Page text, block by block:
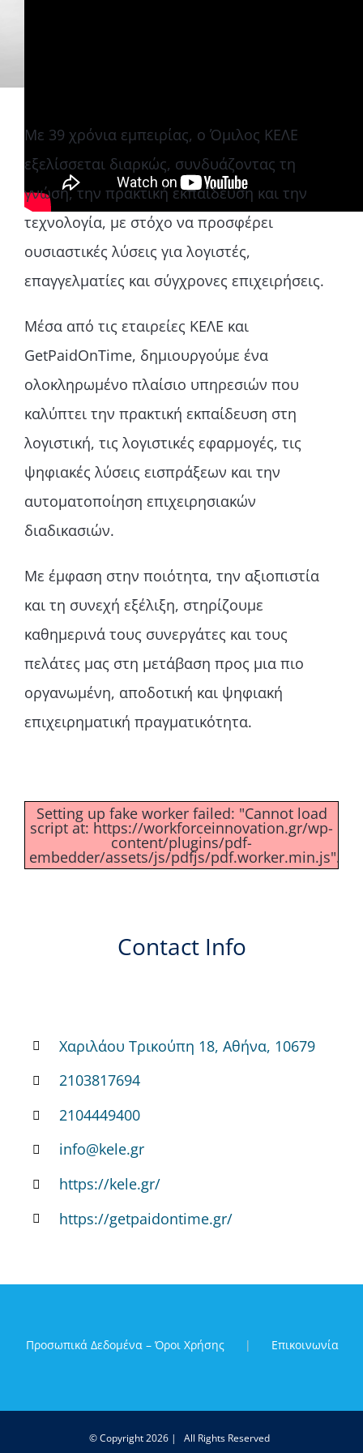
Με 39 χρόνια εμπειρίας, ο Όμιλος ΚΕΛΕ
εξελίσσεται διαρκώς, συνδυάζοντας τη
γνώση, την πρακτική εκπαίδευση και την
τεχνολογία, με στόχο να προσφέρει
ουσιαστικές λύσεις για λογιστές,
επαγγελματίες και σύγχρονες επιχειρήσεις.
Μέσα από τις εταιρείες ΚΕΛΕ και
GetPaidOnTime, δημιουργούμε ένα
ολοκληρωμένο πλαίσιο υπηρεσιών που
καλύπτει την πρακτική εκπαίδευση στη
λογιστική, τις λογιστικές εφαρμογές, τις
ψηφιακές λύσεις εισπράξεων και την
αυτοματοποίηση επιχειρησιακών
διαδικασιών.
Με έμφαση στην ποιότητα, την αξιοπιστία
και τη συνεχή εξέλιξη, στηρίζουμε
καθημερινά τους συνεργάτες και τους
πελάτες μας στη μετάβαση προς μια πιο
οργανωμένη, αποδοτική και ψηφιακή
επιχειρηματική πραγματικότητα.
Setting up fake worker failed: "Cannot load
script at: https://workforceinnovation.gr/wp-
content/plugins/pdf-
embedder/assets/js/pdfjs/pdf.worker.min.js".
Contact Info
Χαριλάου Τρικούπη 18, Αθήνα, 10679
2103817694
2104449400
info@kele.gr
https://kele.gr/
https://getpaidontime.gr/
Προσωπικά Δεδομένα – Όροι Χρήσης Επικοινωνία
© Copyright2026 | All Rights Reserved